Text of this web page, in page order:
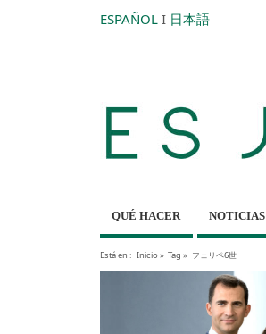
ESPAÑOL I 日本語
QUÉ HACER NOTICIAS
Está en : Inicio» Tag » フェリペ6世